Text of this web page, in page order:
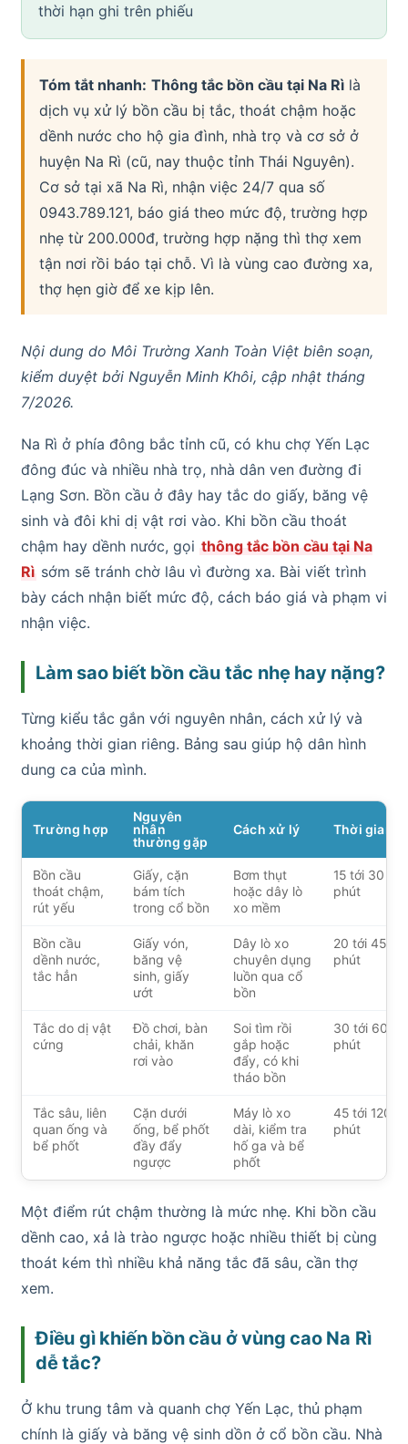
thời hạn ghi trên phiếu
Tóm tắt nhanh: Thông tắc bồn cầu tại Na Rì là
dịch vụ xử lý bồn cầu bị tắc, thoát chậm hoặc
dềnh nước cho hộ gia đình, nhà trọ và cơ sở ở
huyện Na Rì (cũ, nay thuộc tỉnh Thái Nguyên).
Cơ sở tại xã Na Rì, nhận việc 24/7 qua số
0943.789.121, báo giá theo mức độ, trường hợp
nhẹ từ 200.000đ, trường hợp nặng thì thợ xem
tận nơi rồi báo tại chỗ. Vì là vùng cao đường xa,
thợ hẹn giờ để xe kịp lên.
Nội dung do Môi Trường Xanh Toàn Việt biên soạn,
kiểm duyệt bởi Nguyễn Minh Khôi, cập nhật tháng
7/2026.
Na Rì ở phía đông bắc tỉnh cũ, có khu chợ Yến Lạc
đông đúc và nhiều nhà trọ, nhà dân ven đường đi
Lạng Sơn. Bồn cầu ở đây hay tắc do giấy, băng vệ
sinh và đôi khi dị vật rơi vào. Khi bồn cầu thoát
chậm hay dềnh nước, gọi thông tắc bồn cầu tại Na
Rì sớm sẽ tránh chờ lâu vì đường xa. Bài viết trình
bày cách nhận biết mức độ, cách báo giá và phạm vi
nhận việc.
Làm sao biết bồn cầu tắc nhẹ hay nặng?
Từng kiểu tắc gắn với nguyên nhân, cách xử lý và
khoảng thời gian riêng. Bảng sau giúp hộ dân hình
dung ca của mình.
Trường hợp
Nguyên
nhân
thường gặp
Cách xử lý Thời gian
Bồn cầu
thoát chậm,
rút yếu
Giấy, cặn
bám tích
trong cổ bồn
Bơm thụt
hoặc dây lò
xo mềm
15 tới 30
phút
Bồn cầu
dềnh nước,
tắc hẳn
Giấy vón,
băng vệ
sinh, giấy
ướt
Dây lò xo
chuyên dụng
luồn qua cổ
bồn
20 tới 45
phút
Tắc do dị vật
cứng
Đồ chơi, bàn
chải, khăn
rơi vào
Soi tìm rồi
gắp hoặc
đẩy, có khi
tháo bồn
30 tới 60
phút
Tắc sâu, liên
quan ống và
bể phốt
Cặn dưới
ống, bể phốt
đầy đẩy
ngược
Máy lò xo
dài, kiểm tra
hố ga và bể
phốt
45 tới 120
phút
Một điểm rút chậm thường là mức nhẹ. Khi bồn cầu
dềnh cao, xả là trào ngược hoặc nhiều thiết bị cùng
thoát kém thì nhiều khả năng tắc đã sâu, cần thợ
xem.
Điều gì khiến bồn cầu ở vùng cao Na Rì
dễ tắc?
Ở khu trung tâm và quanh chợ Yến Lạc, thủ phạm
chính là giấy và băng vệ sinh dồn ở cổ bồn cầu. Nhà